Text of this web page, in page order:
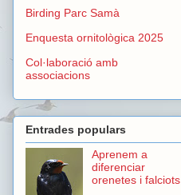
Birding Parc Samà
Enquesta ornitològica 2025
Col·laboració amb
associacions
Entrades populars
Aprenem a
diferenciar
orenetes i falciots